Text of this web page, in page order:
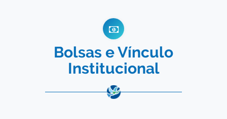
Bolsas e Vínculo
Institucional